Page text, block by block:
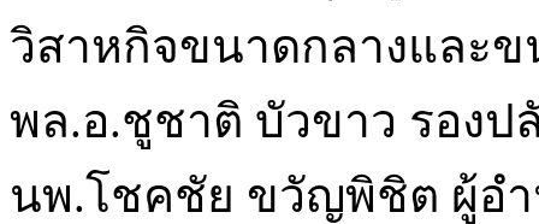
วิสาหกิจขนาดกลางและข
พล.อ.ชูชาติ บัวขาว รองป
นพ.โชคชัย ขวัญพิชิต ผู้อ